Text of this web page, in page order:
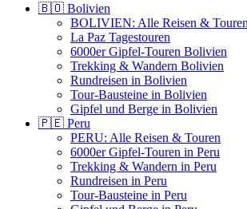
🇧🇴 Bolivien
BOLIVIEN: Alle Reisen & Touren
La Paz Tagestouren
6000er Gipfel-Touren Bolivien
Trekking & Wandern Bolivien
Rundreisen in Bolivien
Tour-Bausteine in Bolivien
Gipfel und Berge in Bolivien
🇵🇪 Peru
PERU: Alle Reisen & Touren
6000er Gipfel-Touren in Peru
Trekking & Wandern in Peru
Rundreisen in Peru
Tour-Bausteine in Peru